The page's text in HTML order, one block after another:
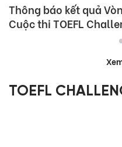
Thông báo kết quả
Cuộc thi TOEFL
TOEFL